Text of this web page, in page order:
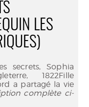
LES
secrets, Sophia
1822Fille
a partagé la vie
complète ci-